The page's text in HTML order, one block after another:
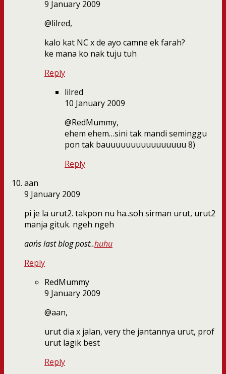
9 January 2009
@lilred,
kalo kat NC x de ayo camne ek farah?
ke mana ko nak tuju tuh
Reply
lilred
10 January 2009
@RedMummy,
ehem ehem…sini tak mandi seminggu
pon tak bauuuuuuuuuuuuuuuu 8)
Reply
aan
9 January 2009
pi je la urut2. takpon nu ha..soh sirman urut, urut2
manja gituk. ngeh ngeh
aan´s last blog post..huhu
Reply
RedMummy
9 January 2009
@aan,
urut dia x jalan, very the jantannya urut, prof
urut lagik best
Reply